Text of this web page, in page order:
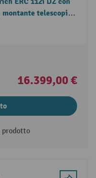
telescopico
16.399,00 €